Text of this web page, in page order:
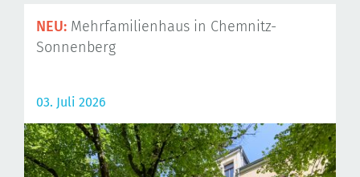
NEU: Mehrfamilienhaus in Chemnitz-
Sonnenberg
03. Juli 2026